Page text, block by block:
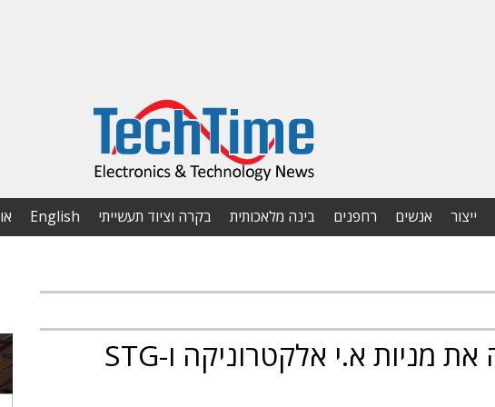
ייצור אנשים רחפנים בינה מלאכותית בקרה וציוד תעשייתי English
משפחת אדלר רכשה את מניות א.י אלקטרוניקה ו-STG